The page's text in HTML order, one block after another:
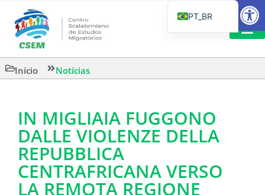
Início Notícias
IN MIGLIAIA FUGGONO
DALLE VIOLENZE DELLA
REPUBBLICA
CENTRAFRICANA VERSO
LA REMOTA REGIONE
PT_BR
IT